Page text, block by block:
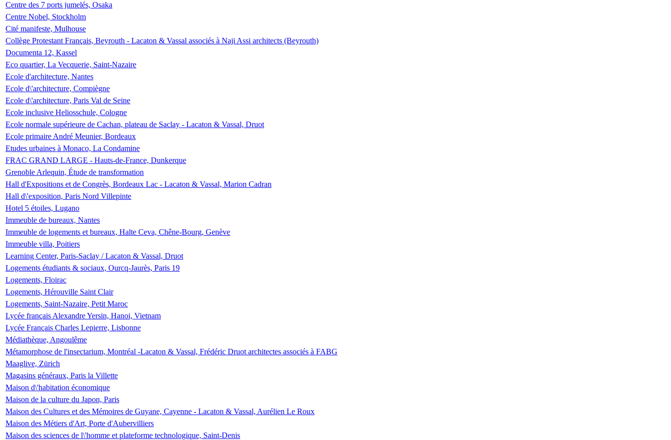
Centre des 7 ports jumelés, Osaka
Centre Nobel, Stockholm
Cité manifeste, Mulhouse
Collège Protestant Français, Beyrouth - Lacaton & Vassal associés à Naji Assi architects (Beyrouth)
Documenta 12, Kassel
Eco quartier, La Vecquerie, Saint-Nazaire
Ecole d'architecture, Nantes
Ecole d\'architecture, Compiègne
Ecole d\'architecture, Paris Val de Seine
Ecole inclusive Heliosschule, Cologne
Ecole normale supérieure de Cachan, plateau de Saclay - Lacaton & Vassal, Druot
Ecole primaire André Meunier, Bordeaux
Etudes urbaines à Monaco, La Condamine
FRAC GRAND LARGE - Hauts-de-France, Dunkerque
Grenoble Arlequin, Étude de transformation
Hall d'Expositions et de Congrès, Bordeaux Lac - Lacaton & Vassal, Marion Cadran
Hall d\'exposition, Paris Nord Villepinte
Hotel 5 étoiles, Lugano
Immeuble de bureaux, Nantes
Immeuble de logements et bureaux, Halte Ceva, Chêne-Bourg, Genève
Immeuble villa, Poitiers
Learning Center, Paris-Saclay / Lacaton & Vassal, Druot
Logements étudiants & sociaux, Ourcq-Jaurès, Paris 19
Logements, Floirac
Logements, Hérouville Saint Clair
Logements, Saint-Nazaire, Petit Maroc
Lycée français Alexandre Yersin, Hanoi, Vietnam
Lycée Français Charles Lepierre, Lisbonne
Médiathèque, Angoulême
Métamorphose de l'insectarium, Montréal -Lacaton & Vassal, Frédéric Druot architectes associés à FABG
Maaglive, Zürich
Magasins généraux, Paris la Villette
Maison d\'habitation économique
Maison de la culture du Japon, Paris
Maison des Cultures et des Mémoires de Guyane, Cayenne - Lacaton & Vassal, Aurélien Le Roux
Maison des Métiers d'Art, Porte d'Aubervilliers
Maison des sciences de l\'homme et plateforme technologique, Saint-Denis